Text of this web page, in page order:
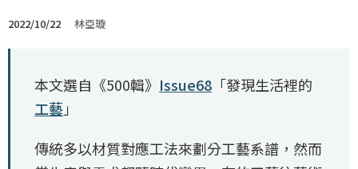
2022/10/22 林亞璇
本文選自《500輯》 Issue68「發現生活裡的
工藝」
傳統多以材質對應工法來劃分工藝系譜，然而